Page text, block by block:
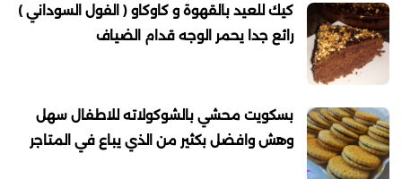
كيك للعيد بالقهوة و كاوكاو ( الفول السوداني )
رائع جدا يحمر الوجه قدام الضياف
بسكويت محشي بالشوكولاته للاطفال سهل
وهش وافضل بكثير من الذي يباع في المتاجر